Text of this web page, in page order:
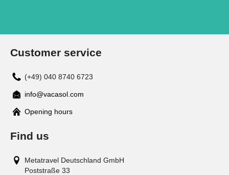
Customer service
(+49) 040 8740 6723
info@vacasol.com
Opening hours
Find us
Metatravel Deutschland GmbH
Poststraße 33